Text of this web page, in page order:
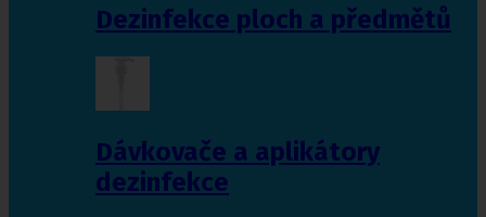
Dezinfekce ploch a předmětů
Dávkovače a aplikátory
dezinfekce